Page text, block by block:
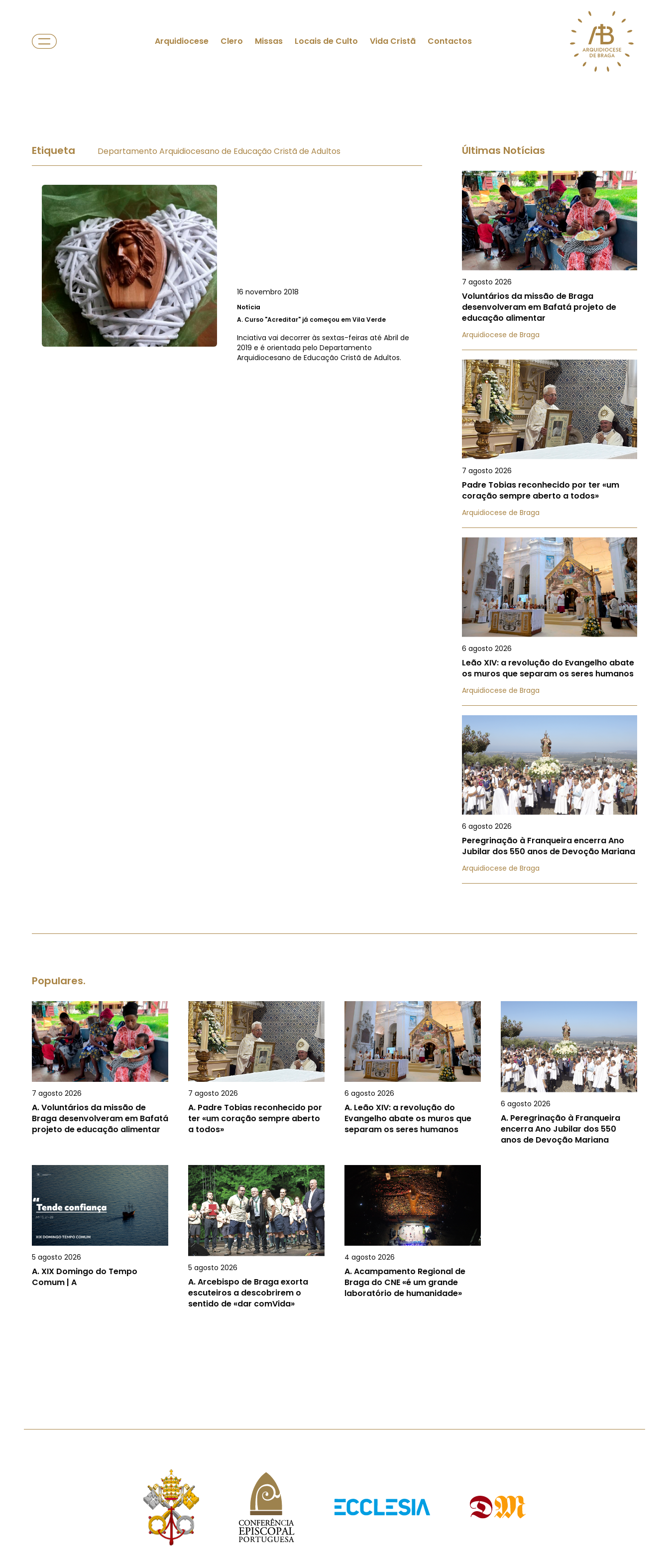
Arquidiocese Clero Missas Locais de Culto Vida Cristã Contactos
Etiqueta Departamento Arquidiocesano de Educação Cristã de Adultos
16 novembro 2018
Notícia
A. Curso "Acreditar" já começou em Vila Verde
Inciativa vai decorrer às sextas-feiras até Abril de
2019 e é orientada pelo Departamento
Arquidiocesano de Educação Cristã de Adultos.
Últimas Notícias
7 agosto 2026
Voluntários da missão de Braga
desenvolveram em Bafatá projeto de
educação alimentar
Arquidiocese de Braga
7 agosto 2026
Padre Tobias reconhecido por ter «um
coração sempre aberto a todos»
Arquidiocese de Braga
6 agosto 2026
Leão XIV: a revolução do Evangelho abate
os muros que separam os seres humanos
Arquidiocese de Braga
6 agosto 2026
Peregrinação à Franqueira encerra Ano
Jubilar dos 550 anos de Devoção Mariana
Arquidiocese de Braga
Populares.
7 agosto 2026
A.Voluntários da missão de
Braga desenvolveram em Bafatá
projeto de educação alimentar
7 agosto 2026
A. Padre Tobias reconhecido por
ter «um coração sempre aberto
a todos»
6 agosto 2026
A. Leão XIV: a revolução do
Evangelho abate os muros que
separam os seres humanos
6 agosto 2026
A. Peregrinação à Franqueira
encerra Ano Jubilar dos 550
anos de Devoção Mariana
5 agosto 2026
A.XIX Domingo do Tempo
Comum | A
5 agosto 2026
A.Arcebispo de Braga exorta
escuteiros a descobrirem o
sentido de «dar comVida»
4 agosto 2026
A.Acampamento Regional de
Braga do CNE «é um grande
laboratório de humanidade»